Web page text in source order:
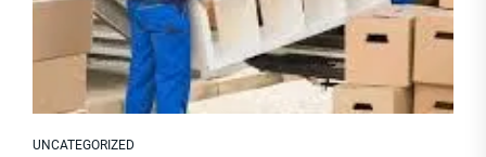
UNCATEGORIZED